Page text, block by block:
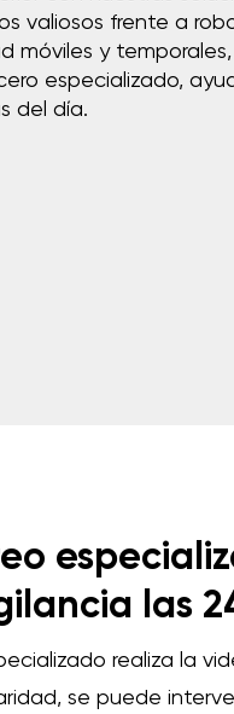
valiosos frente a
móviles y
especializado,
del día.
las
realiza la
se puede